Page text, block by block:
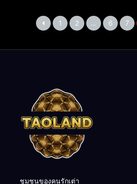
1 2 … 6 7
ชุมชนของคนรักเต่า